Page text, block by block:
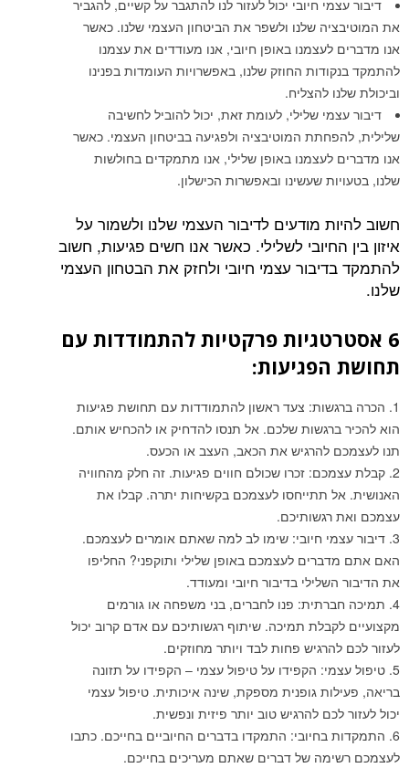
דיבור עצמי חיובי יכול לעזור לנו להתגבר על קשיים, להגביר
את המוטיבציה שלנו ולשפר את הביטחון העצמי שלנו. כאשר
אנו מדברים לעצמנו באופן חיובי, אנו מעודדים את עצמנו
להתמקד בנקודות החוזק שלנו, באפשרויות העומדות בפנינו
וביכולת שלנו להצליח.
דיבור עצמי שלילי, לעומת זאת, יכול להוביל לחשיבה
שלילית, להפחתת המוטיבציה ולפגיעה בביטחון העצמי. כאשר
אנו מדברים לעצמנו באופן שלילי, אנו מתמקדים בחולשות
שלנו, בטעויות שעשינו ובאפשרות הכישלון.
חשוב להיות מודעים לדיבור העצמי שלנו ולשמור על
איזון בין החיובי לשלילי. כאשר אנו חשים פגיעות, חשוב
להתמקד בדיבור עצמי חיובי ולחזק את הבטחון העצמי
שלנו.
6 אסטרטגיות פרקטיות להתמודדות עם
תחושת הפגיעות:
הכרה ברגשות: צעד ראשון להתמודדות עם תחושת פגיעות
הוא להכיר ברגשות שלכם. אל תנסו להדחיק או להכחיש אותם.
תנו לעצמכם להרגיש את הכאב, העצב או הכעס.
קבלת עצמכם: זכרו שכולם חווים פגיעות. זה חלק מהחוויה
האנושית. אל תתייחסו לעצמכם בקשיחות יתרה. קבלו את
עצמכם ואת רגשותיכם.
דיבור עצמי חיובי: שימו לב למה שאתם אומרים לעצמכם.
האם אתם מדברים לעצמכם באופן שלילי ותוקפני? החליפו
את הדיבור השלילי בדיבור חיובי ומעודד.
תמיכה חברתית: פנו לחברים, בני משפחה או גורמים
מקצועיים לקבלת תמיכה. שיתוף רגשותיכם עם אדם קרוב יכול
לעזור לכם להרגיש פחות לבד ויותר מחוזקים.
טיפול עצמי: הקפידו על טיפול עצמי – הקפידו על תזונה
בריאה, פעילות גופנית מספקת, שינה איכותית. טיפול עצמי
יכול לעזור לכם להרגיש טוב יותר פיזית ונפשית.
התמקדות בחיובי: התמקדו בדברים החיוביים בחייכם. כתבו
לעצמכם רשימה של דברים שאתם מעריכים בחייכם.